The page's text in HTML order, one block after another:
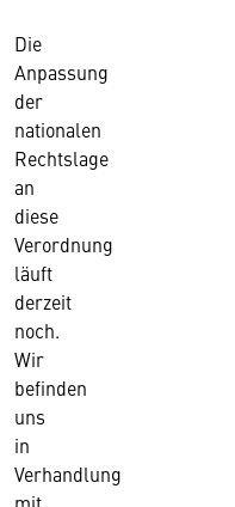
Die
Anpassung
der
nationalen
Rechtslage
an
diese
Verordnung
läuft
derzeit
noch.
Wir
befinden
uns
in
Verhandlung